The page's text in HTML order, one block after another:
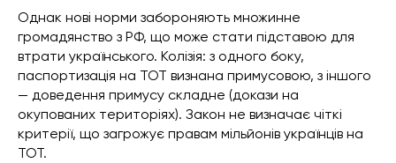
Однак нові норми забороняють множинне
громадянство з РФ, що може стати підставою для
втрати українського. Колізія: з одного боку,
паспортизація на ТОТ визнана примусовою, з іншого
— доведення примусу складне (докази на
окупованих територіях). Закон не визначає чіткі
критерії, що загрожує правам мільйонів українців на
ТОТ.